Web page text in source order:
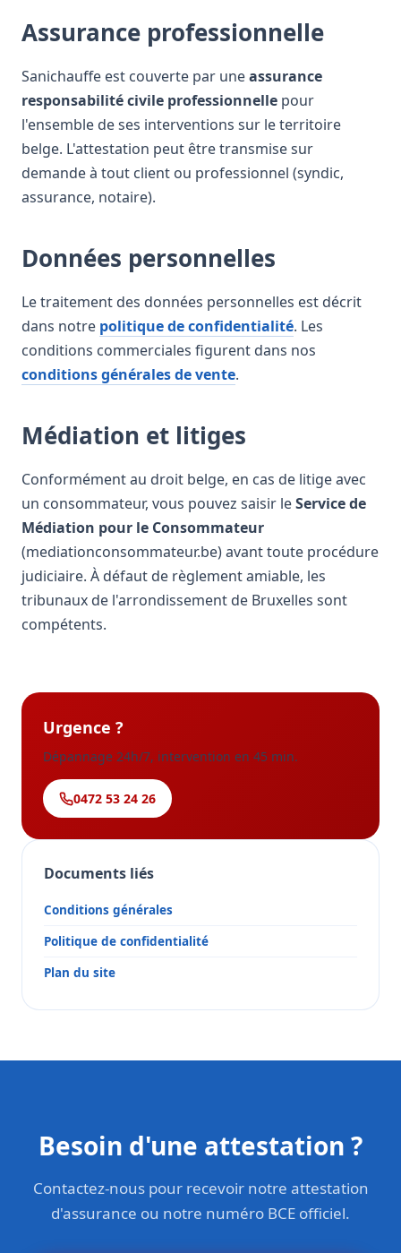
Assurance professionnelle
Sanichauffe est couverte par uneassurance
responsabilité civile professionnelle pour
l'ensemble de ses interventions sur le territoire
belge. L'attestation peut être transmise sur
demande à tout client ou professionnel (syndic,
assurance, notaire).
Données personnelles
Le traitement des données personnelles est décrit
dans notre politique de confidentialité. Les
conditions commerciales figurent dans nos
conditions générales de vente.
Médiation et litiges
Conformément au droit belge, en cas de litige avec
un consommateur, vous pouvez saisir leService de
Médiation pour le Consommateur
(mediationconsommateur.be) avant toute procédure
judiciaire. À défaut de règlement amiable, les
tribunaux de l'arrondissement de Bruxelles sont
compétents.
Urgence ?
Dépannage 24h/7, intervention en 45 min.
0472 53 24 26
Documents liés
Conditions générales
Politique de confidentialité
Plan du site
Besoin d'une attestation ?
Contactez-nous pour recevoir notre attestation
d'assurance ou notre numéro BCE officiel.